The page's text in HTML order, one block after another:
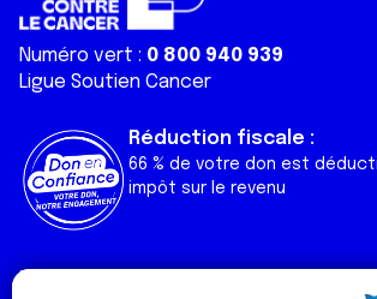
Numéro vert : 0 800 940 939
Ligue Soutien Cancer
Réduction fiscale :
66 % de votre don est
impôt sur le revenu
Liens utiles